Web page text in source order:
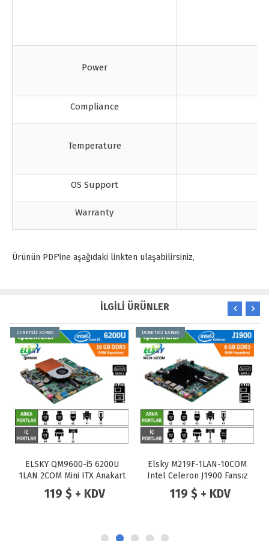
Power
Compliance
Temperature
OS Support
Warranty
Ürünün PDF'ine aşağıdaki linkten ulaşabilirsiniz,
İLGİLİ ÜRÜNLER
ÜCRETSİZ KARGO
ELSKY QM9600-i5 6200U
1LAN 2COM Mini ITX Anakart
119 $ + KDV
ÜCRETSİZ KARGO
Elsky M219F-1LAN-10COM
Intel Celeron J1900 Fansız
Endüstriyel Mini ITX Anakart
119 $ + KDV